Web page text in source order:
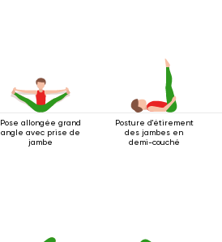
Pose allongée grand
angle avec prise de
jambe
Posture d'étirement
des jambes en
demi-couché